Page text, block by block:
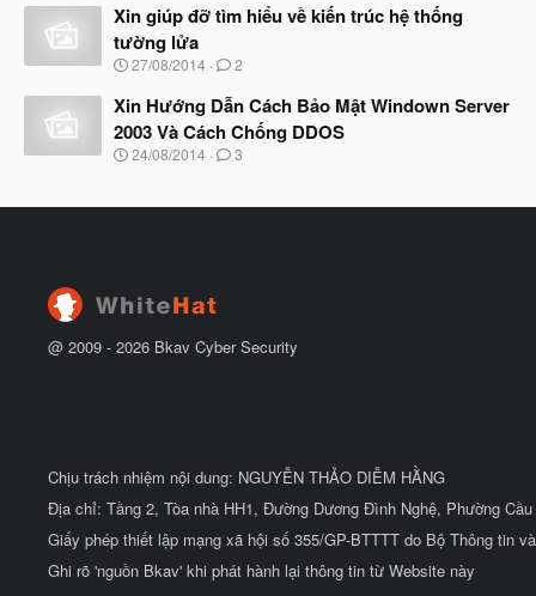
ầ
u
y
b
ắ
t
ầ
u
Xin giúp đỡ tìm hiểu về kiến trúc hệ thống
tường lửa
N
à
b
ắ
27/08/2014 2
Xin Hướng Dẫn Cách Bảo Mật Windown Server
2003 Và Cách Chống DDOS
N
y
ầ
24/08/2014 3
@ 2009 - 2026 Bkav Cyber Security
Chịu trách nhiệm nội dung: NGUYỄN THẢO DIỄM HẰNG
Địa chỉ: Tầng 2, Tòa nhà HH1, Đường Dương Đình Nghệ, Phường
Giấy phép thiết lập mạng xã hội số 355/GP-BTTTT do Bộ Thông tin
Ghi rõ 'nguồn Bkav' khi phát hành lại thông tin từ Website này